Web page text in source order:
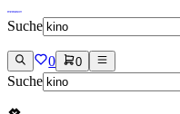
Suche
0 0
Suche